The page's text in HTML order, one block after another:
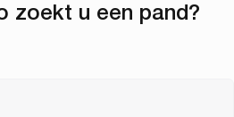
zoekt u een pand?